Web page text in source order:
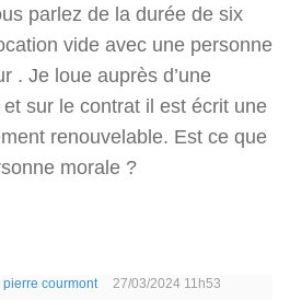
parlez de la durée de six
vide avec une personne
. Je loue auprès d’une
sur le contrat il est écrit une
renouvelable. Est ce que
morale ?
pierre courmont 27/03/2024 11h53